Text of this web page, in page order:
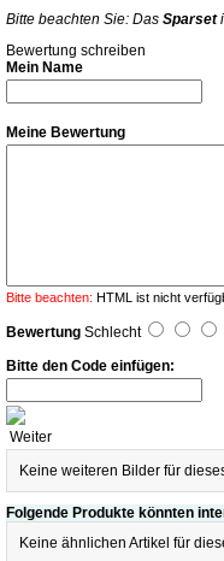
Bitte beachten Sie: Das Sparset
Bewertung schreiben
Mein Name
Meine Bewertung
Bitte beachten: HTML ist nicht
Bewertung Schlecht
Bitte den Code einfügen:
Weiter
Keine weiteren Bilder für
Folgende Produkte könnten
Keine ähnlichen Artikel für